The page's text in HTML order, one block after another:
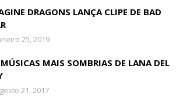
DRAGONS LANÇA CLIPE DE BAD
25, 2019
MAIS SOMBRIAS DE LANA DEL
21, 2017